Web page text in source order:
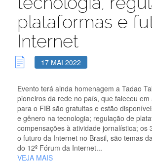
plataformas e
Internet
17 MAI 2022
Evento terá ainda homenagem a Tadao
pioneiros da rede no país, que faleceu em
para o FIB são gratuitas e estão
e gênero na tecnologia; regulação de
compensações à atividade jornalística; os
o futuro da Internet no Brasil, são temas
do 12º Fórum da Internet...
VEJA MAIS